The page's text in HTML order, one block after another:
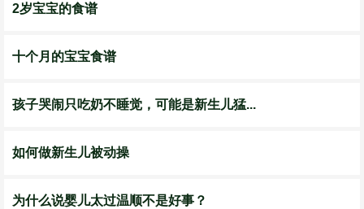
2岁宝宝的食谱
十个月的宝宝食谱
孩子哭闹只吃奶不睡觉，可能是新生儿猛...
如何做新生儿被动操
为什么说婴儿太过温顺不是好事？